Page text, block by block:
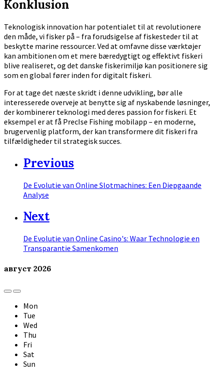
Konklusion
Teknologisk innovation har potentialet til at revolutionere
den måde, vi fisker på – fra forudsigelse af fiskesteder til at
beskytte marine ressourcer. Ved at omfavne disse værktøjer
kan ambitionen om et mere bæredygtigt og effektivt fiskeri
blive realiseret, og det danske fiskerimiljø kan positionere sig
som en global fører inden for digitalt fiskeri.
For at tage det næste skridt i denne udvikling, bør alle
interesserede overveje at benytte sig af nyskabende løsninger,
der kombinerer teknologi med deres passion for fiskeri. Et
eksempel er at få PrecIse Fishing mobilapp – en moderne,
brugervenlig platform, der kan transformere dit fiskeri fra
tilfældigheder til strategisk succes.
Previous
De Evolutie van Online Slotmachines: Een Diepgaande
Analyse
Next
De Evolutie van Online Casino's: Waar Technologie en
Transparantie Samenkomen
август 2026
Previous
Month
Next
Month
Mon
Tue
Wed
Thu
Fri
Sat
Sun